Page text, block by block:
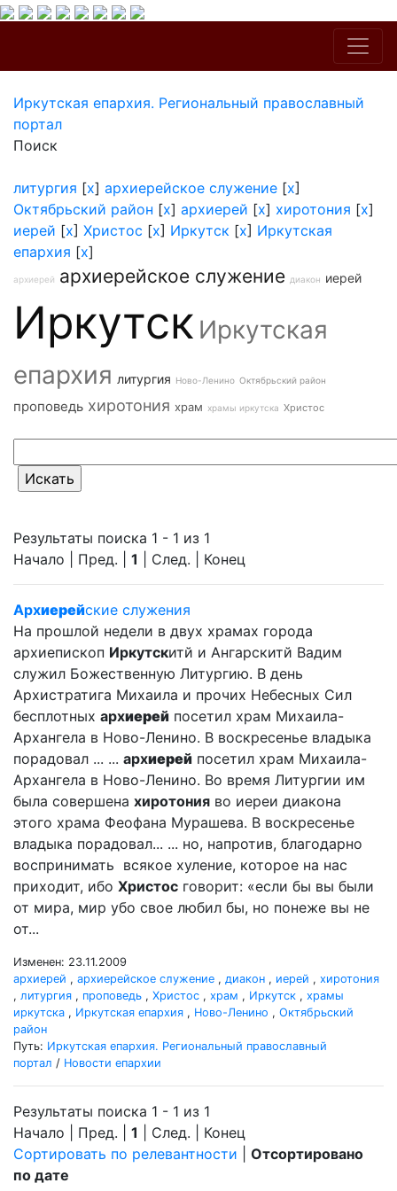
Иркутская епархия. Региональный православный
портал
Поиск
литургия [x] архиерейское служение [x]
Октябрьский район [x] архиерей [x] хиротония [x]
иерей [x] Христос [x] Иркутск [x] Иркутская
епархия [x]
архиерей архиерейское служение диакон иерей
Иркутск Иркутская
епархия литургия Ново-Ленино Октябрьский район
проповедь хиротония храм храмы иркутска Христос
Результаты поиска 1 - 1 из 1
Начало | Пред. | 1 | След. | Конец
Архиерейские служения
На прошлой недели в двух храмах города
архиепископ Иркутскитй и Ангарскитй Вадим
служил Божественную Литургию. В день
Архистратига Михаила и прочих Небесных Сил
бесплотных архиерей посетил храм Михаила-
Архангела в Ново-Ленино. В воскресенье владыка
порадовал ... ... архиерей посетил храм Михаила-
Архангела в Ново-Ленино. Во время Литургии им
была совершена хиротония во иереи диакона
этого храма Феофана Мурашева. В воскресенье
владыка порадовал... ... но, напротив, благодарно
воспринимать всякое хуление, которое на нас
приходит, ибо Христос говорит: «если бы вы были
от мира, мир убо свое любил бы, но понеже вы не
от...
Изменен: 23.11.2009
архиерей , архиерейское служение , диакон , иерей , хиротония
, литургия , проповедь , Христос , храм , Иркутск , храмы
иркутска , Иркутская епархия , Ново-Ленино , Октябрьский
район
Путь: Иркутская епархия. Региональный православный
портал / Новости епархии
Результаты поиска 1 - 1 из 1
Начало | Пред. | 1 | След. | Конец
Сортировать по релевантности
Отсортировано
по дате